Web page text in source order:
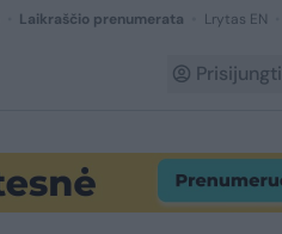
Laikraščio prenumerata Lrytas EN
Prisijungti